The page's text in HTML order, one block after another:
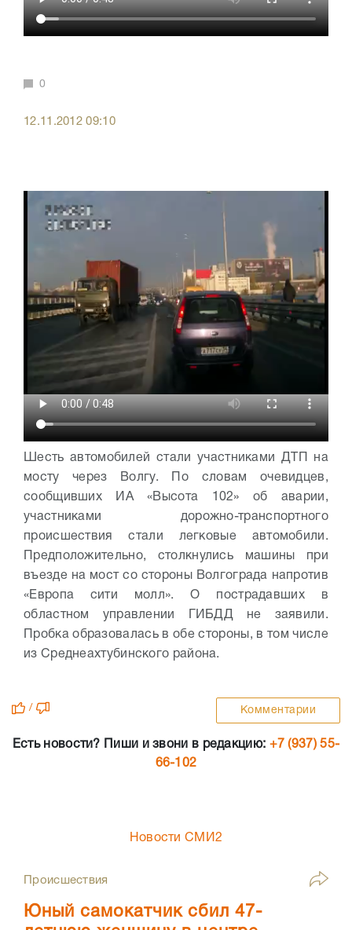
0
12.11.2012 09:10
Шесть автомобилей стали участниками ДТП на
мосту через Волгу. По словам очевидцев,
сообщивших ИА «Высота 102» об аварии,
участниками дорожно-транспортного
происшествия стали легковые автомобили.
Предположительно, столкнулись машины при
въезде на мост со стороны Волгограда напротив
«Европа сити молл». О пострадавших в
областном управлении ГИБДД не заявили.
Пробка образовалась в обе стороны, в том числе
из Среднеахтубинского района.
/ Комментарии
Есть новости? Пиши и звони в редакцию: +7 (937) 55-
66-102
Новости СМИ2
Происшествия
Юный самокатчик сбил 47-